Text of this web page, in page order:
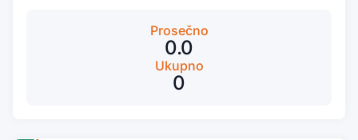
Prosečno
0.0
Ukupno
0